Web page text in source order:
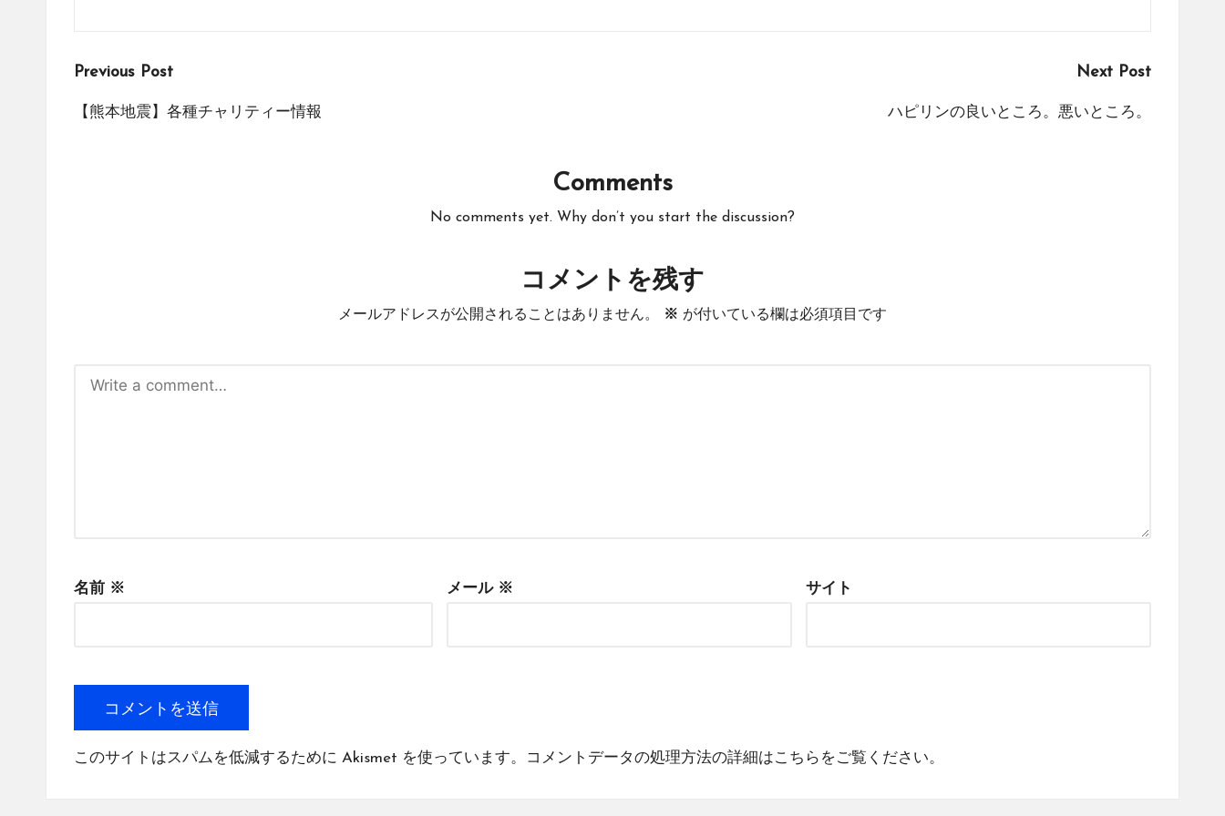
Post
navigation
Previous Post
【熊本地震】各種チャリティー情報
Next Post
ハピリンの良いところ。悪いところ。
Comments
No comments yet. Why don’t you start the discussion?
コメントを残す
メールアドレスが公開されることはありません。 ※ が付いている欄は必須項目です
名前 ※ メール ※ サイト
このサイトはスパムを低減するために Akismet を使っています。 コメントデータの処理方法の詳細はこちらをご覧ください。